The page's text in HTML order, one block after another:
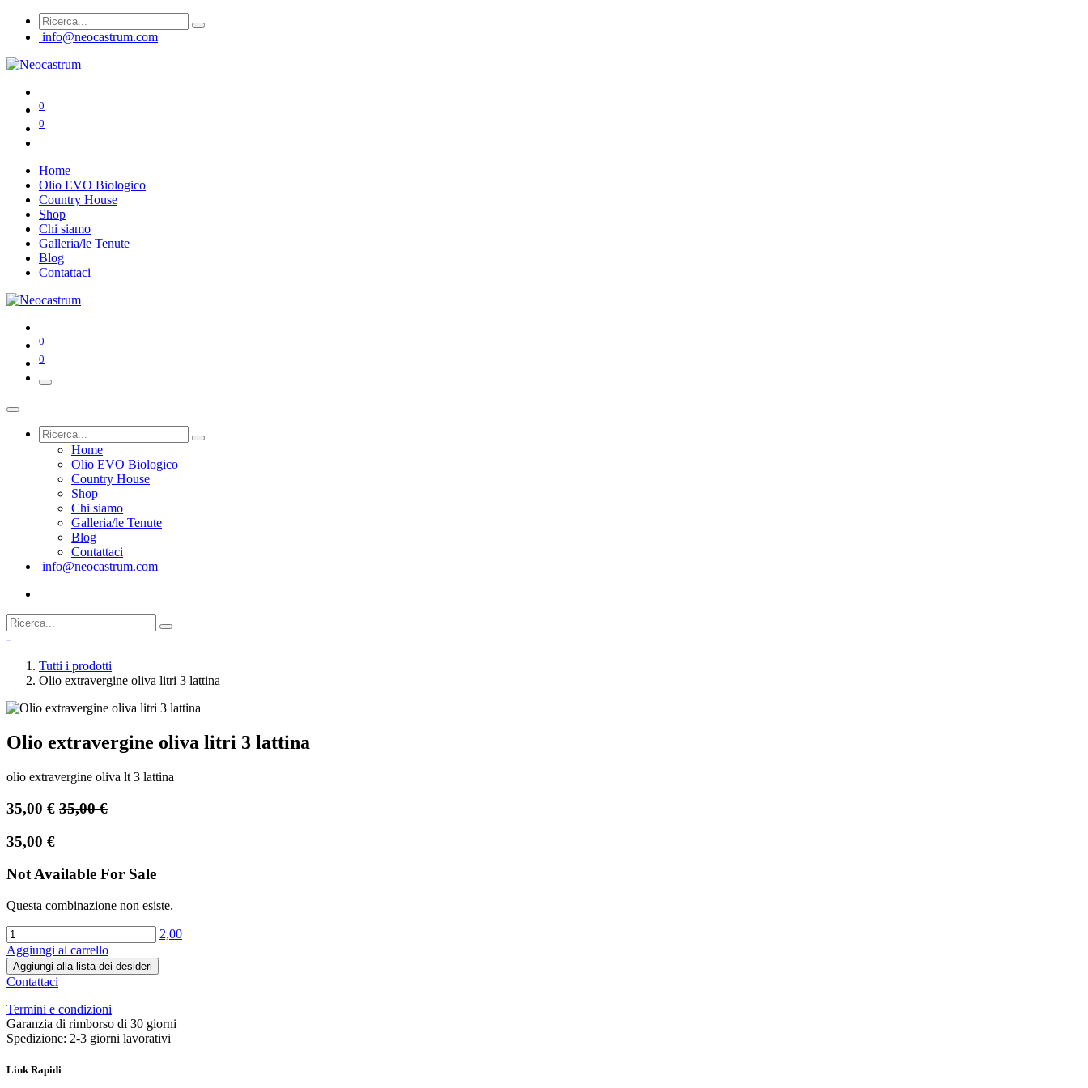
info@neocastrum.com
0
0
Home
Olio EVO Biologico
Country House
Shop
Chi siamo
Galleria/le Tenute
Blog
Contattaci
0
0
Home
Olio EVO Biologico
Country House
Shop
Chi siamo
Galleria/le Tenute
Blog
Contattaci
info@neocastrum.com
-
Tutti i prodotti
Olio extravergine oliva litri 3 lattina
Olio extravergine oliva litri 3 lattina
olio extravergine oliva lt 3 lattina
35,00 € 35,00€
35,00 €
Not Available For Sale
Questa combinazione non esiste.
2,00
Aggiungi al carrello
Aggiungi alla lista dei desideri
Contattaci
Termini e condizioni
Garanzia di rimborso di 30 giorni
Spedizione: 2-3 giorni lavorativi
Link Rapidi